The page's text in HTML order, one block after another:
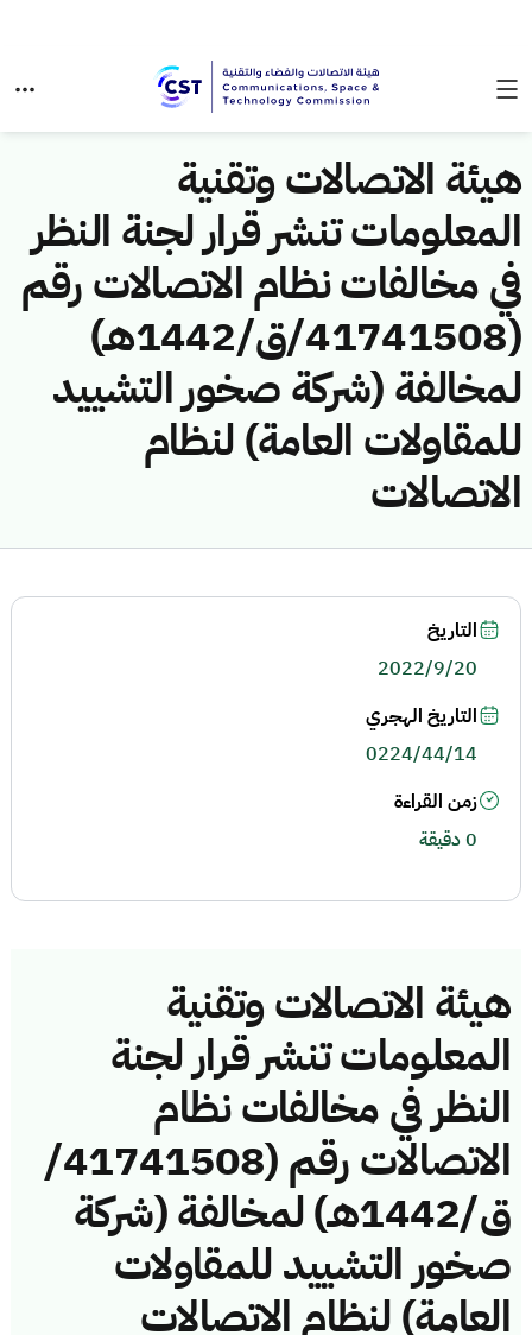
هيئة الاتصالات وتقنية
المعلومات تنشر قرار لجنة النظر
في مخالفات نظام الاتصالات رقم
(41741508/ق/1442هـ)
لمخالفة (شركة صخور التشييد
للمقاولات العامة) لنظام
الاتصالات
هيئة الاتصالات وتقنية
المعلومات تنشر قرار لجنة
النظر في مخالفات نظام
الاتصالات رقم (41741508/
ق/1442هـ) لمخالفة (شركة
صخور التشييد للمقاولات
العامة) لنظام الاتصالات
التاريخ
2022/9/20
التاريخ الهجري
0224/44/14
زمن القراءة
0 دقيقة